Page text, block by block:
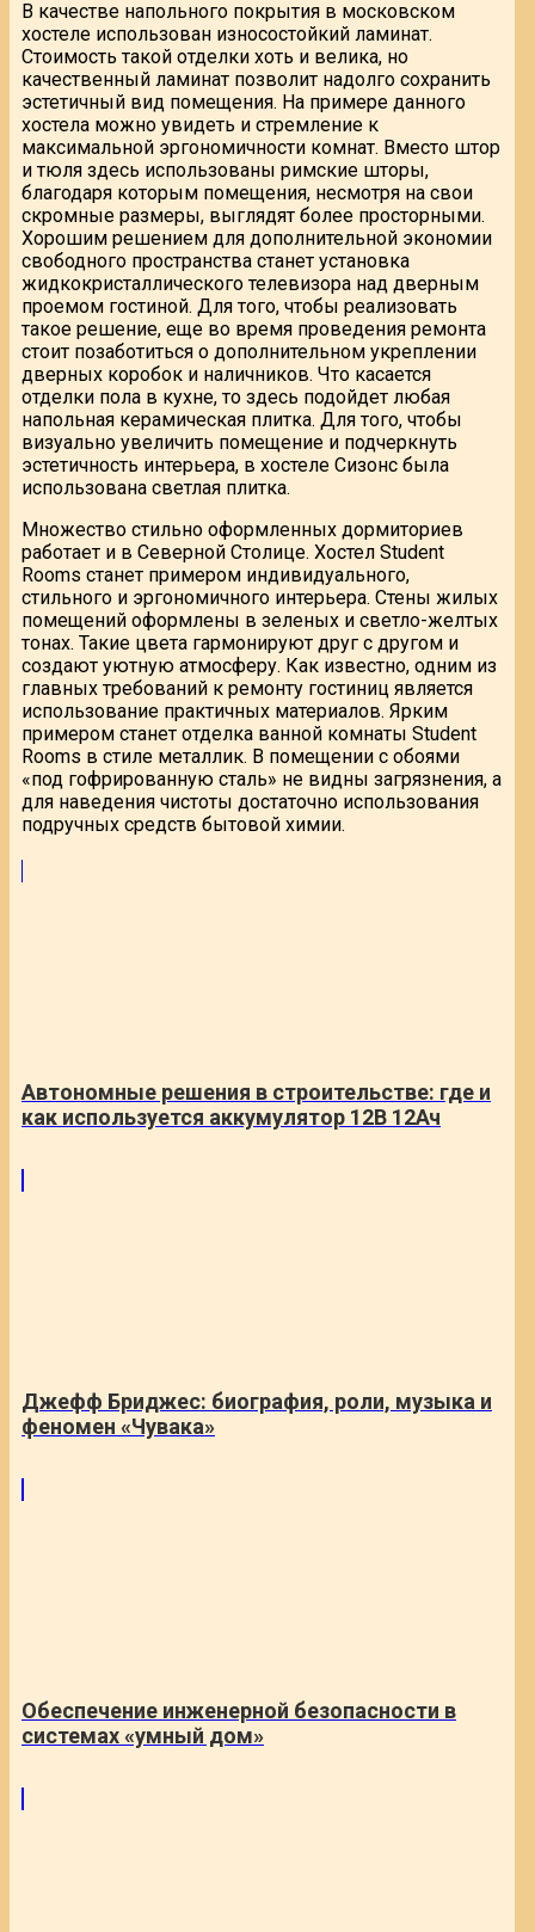
В качестве напольного покрытия в московском
хостеле использован износостойкий ламинат.
Стоимость такой отделки хоть и велика, но
качественный ламинат позволит надолго сохранить
эстетичный вид помещения. На примере данного
хостела можно увидеть и стремление к
максимальной эргономичности комнат. Вместо штор
и тюля здесь использованы римские шторы,
благодаря которым помещения, несмотря на свои
скромные размеры, выглядят более просторными.
Хорошим решением для дополнительной экономии
свободного пространства станет установка
жидкокристаллического телевизора над дверным
проемом гостиной. Для того, чтобы реализовать
такое решение, еще во время проведения ремонта
стоит позаботиться о дополнительном укреплении
дверных коробок и наличников. Что касается
отделки пола в кухне, то здесь подойдет любая
напольная керамическая плитка. Для того, чтобы
визуально увеличить помещение и подчеркнуть
эстетичность интерьера, в хостеле Сизонс была
использована светлая плитка.
Множество стильно оформленных дормиториев
работает и в Северной Столице. Хостел Student
Rooms станет примером индивидуального,
стильного и эргономичного интерьера. Стены жилых
помещений оформлены в зеленых и светло-желтых
тонах. Такие цвета гармонируют друг с другом и
создают уютную атмосферу. Как известно, одним из
главных требований к ремонту гостиниц является
использование практичных материалов. Ярким
примером станет отделка ванной комнаты Student
Rooms в стиле металлик. В помещении с обоями
«под гофрированную сталь» не видны загрязнения, а
для наведения чистоты достаточно использования
подручных средств бытовой химии.
Автономные решения в строительстве: где и
как используется аккумулятор 12В 12Ач
Джефф Бриджес: биография, роли, музыка и
феномен «Чувака»
Обеспечение инженерной безопасности в
системах «умный дом»